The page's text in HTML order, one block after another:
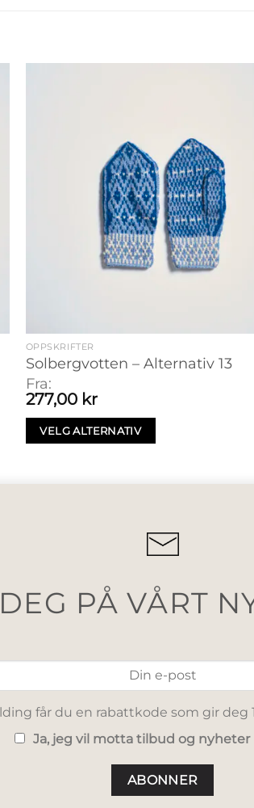
OPPSKRIFTER
Solbergvotten – Alternativ 13
Fra:
277,00 kr
VELG ALTERNATIV
PÅ VÅRT
får du en rabattkode som gir deg
Ja, jeg vil motta tilbud og nyheter